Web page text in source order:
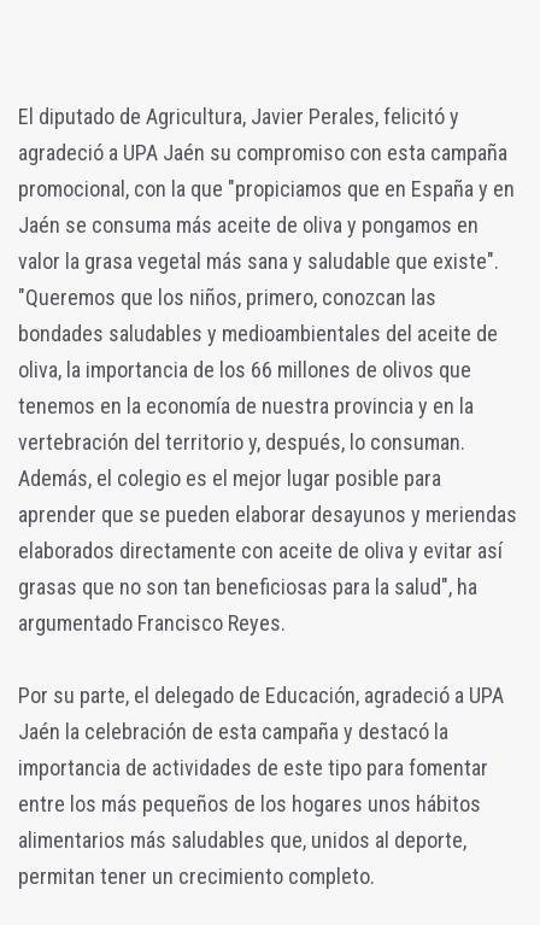
El diputado de Agricultura, Javier Perales, felicitó y
agradeció a UPA Jaén su compromiso con esta campaña
promocional, con la que "propiciamos que en España y en
Jaén se consuma más aceite de oliva y pongamos en
valor la grasa vegetal más sana y saludable que existe".
"Queremos que los niños, primero, conozcan las
bondades saludables y medioambientales del aceite de
oliva, la importancia de los 66 millones de olivos que
tenemos en la economía de nuestra provincia y en la
vertebración del territorio y, después, lo consuman.
Además, el colegio es el mejor lugar posible para
aprender que se pueden elaborar desayunos y meriendas
elaborados directamente con aceite de oliva y evitar así
grasas que no son tan beneficiosas para la salud", ha
argumentado Francisco Reyes.
Por su parte, el delegado de Educación, agradeció a UPA
Jaén la celebración de esta campaña y destacó la
importancia de actividades de este tipo para fomentar
entre los más pequeños de los hogares unos hábitos
alimentarios más saludables que, unidos al deporte,
permitan tener un crecimiento completo.